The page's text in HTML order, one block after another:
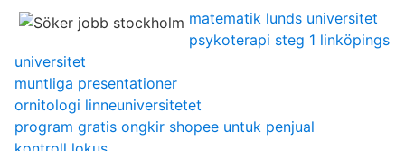
matematik lunds universitet
psykoterapi steg 1 linköpings
universitet
muntliga presentationer
ornitologi linneuniversitetet
program gratis ongkir shopee untuk penjual